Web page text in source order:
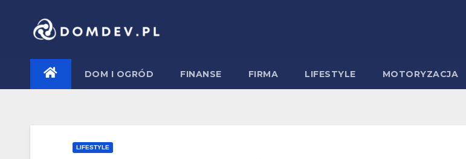
DOM I OGRÓD FINANSE FIRMA LIFESTYLE MOTORYZACJA
LIFESTYLE